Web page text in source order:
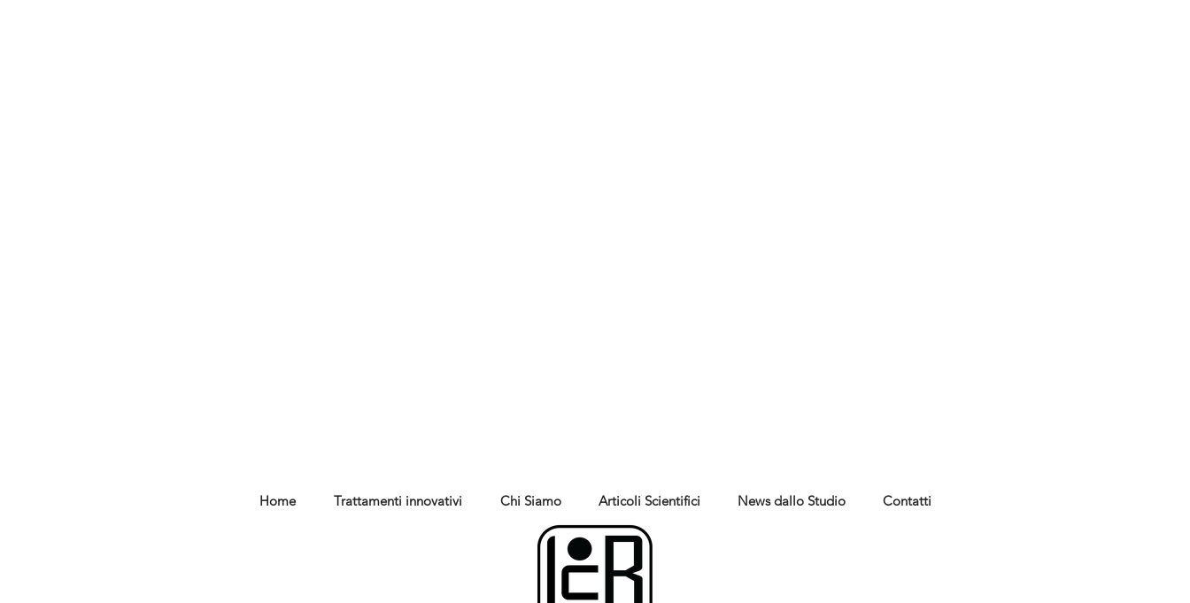
Home Trattamenti innovativi Chi Siamo Articoli Scientifici News dallo Studio Contatti